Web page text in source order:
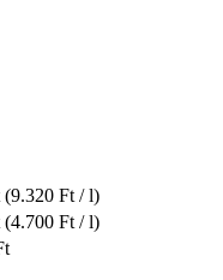
(9.320 Ft / l)
(4.700 Ft / l)